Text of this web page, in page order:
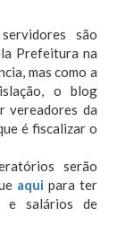
são
Prefeitura na
mas como a
o blog
vereadores da
é fiscalizar o
serão
aqui para ter
e salários de